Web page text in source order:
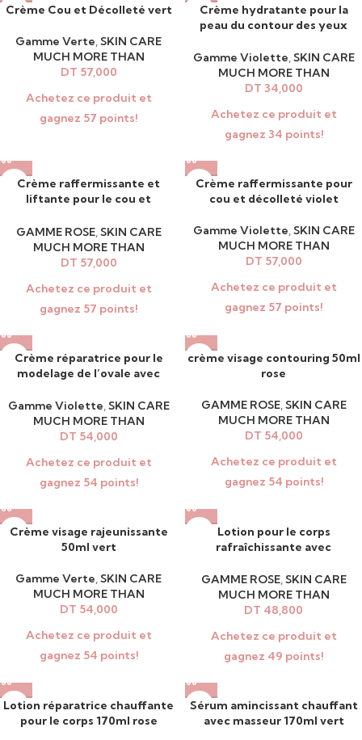
Crème Cou et Décolleté vert
Gamme Verte,SKIN CARE
MUCH MORE THAN
DT 57,000
Achetez ce produit et
gagnez 57 points!
Crème hydratante pour la
peau du contour des yeux
Gamme Violette,SKIN CARE
MUCH MORE THAN
DT 34,000
Achetez ce produit et
gagnez 34 points!
Crème raffermissante et
liftante pour le cou et
GAMME ROSE, SKIN CARE
MUCH MORE THAN
DT 57,000
Achetez ce produit et
gagnez 57 points!
Crème raffermissante pour
cou et décolleté violet
Gamme Violette,SKIN CARE
MUCH MORE THAN
DT 57,000
Achetez ce produit et
gagnez 57 points!
Crème réparatrice pour le
modelage de l’ovale avec
Gamme Violette,SKIN CARE
MUCH MORE THAN
DT 54,000
Achetez ce produit et
gagnez 54 points!
crème visage contouring 50ml
rose
GAMME ROSE, SKIN CARE
MUCH MORE THAN
DT 54,000
Achetez ce produit et
gagnez 54 points!
Crème visage rajeunissante
50ml vert
Gamme Verte,SKIN CARE
MUCH MORE THAN
DT 54,000
Achetez ce produit et
gagnez 54 points!
Lotion pour le corps
rafraîchissante avec
GAMME ROSE,SKIN CARE
MUCH MORE THAN
DT 48,800
Achetez ce produit et
gagnez 49 points!
Lotion réparatrice chauffante
pour le corps 170ml rose
Sérum amincissant chauffant
avec masseur 170ml vert